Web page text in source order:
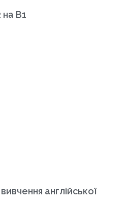
на B1
англійської